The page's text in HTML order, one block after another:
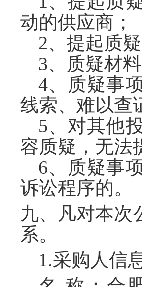
动的供应商；
2、提起质
3、质疑材
4、质疑事
线索、难以查
5、对其他
容质疑，无法
6、质疑事
诉讼程序的。
九、凡对本次
系。
1.采购人信